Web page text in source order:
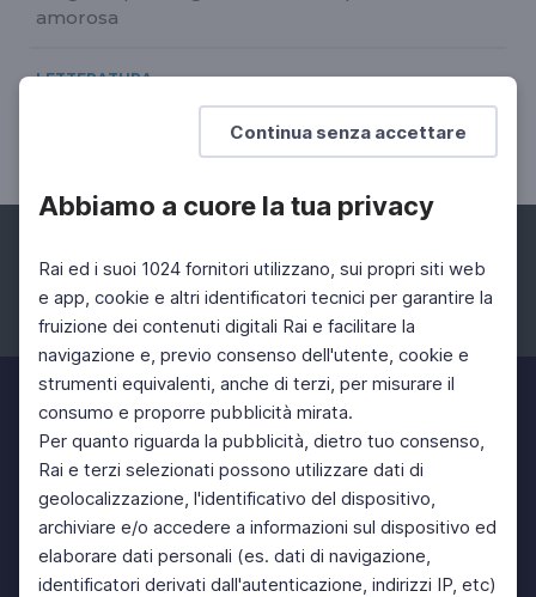
Continua senza accettare
Abbiamo a cuore la tua privacy
Rai ed i suoi 1024 fornitori utilizzano, sui propri siti web
e app, cookie e altri identificatori tecnici per garantire la
fruizione dei contenuti digitali Rai e facilitare la
navigazione e, previo consenso dell'utente, cookie e
strumenti equivalenti, anche di terzi, per misurare il
consumo e proporre pubblicità mirata.
Per quanto riguarda la pubblicità, dietro tuo consenso,
Rai e terzi selezionati possono utilizzare dati di
geolocalizzazione, l'identificativo del dispositivo,
archiviare e/o accedere a informazioni sul dispositivo ed
elaborare dati personali (es. dati di navigazione,
identificatori derivati dall'autenticazione, indirizzi IP, etc)
amorosa
LETTERATURA
Pasolini letto da poeti e scrittori
10 Nov 2022 > 10 Nov 2022
Facebook Instagram Twitter